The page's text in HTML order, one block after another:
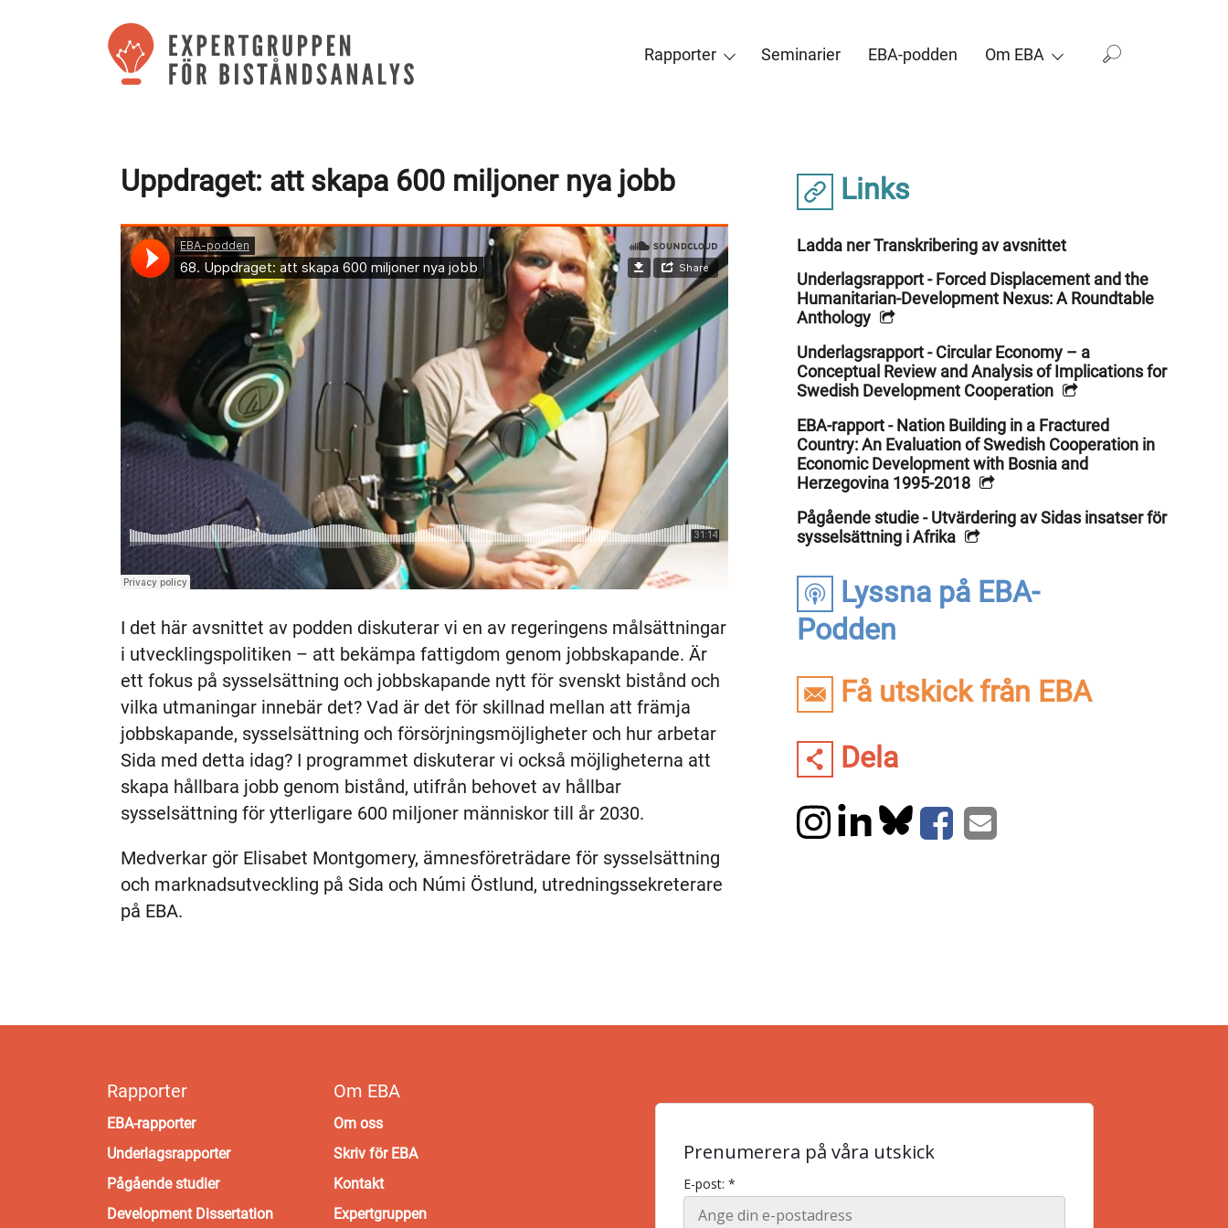
Rapporter Seminarier EBA-podden Om EBA
Links
Ladda ner Transkribering av avsnittet
Underlagsrapport - Forced Displacement and the
Humanitarian‐Development Nexus: A Roundtable
Anthology
Underlagsrapport - Circular Economy – a
Conceptual Review and Analysis of Implications for
Swedish Development Cooperation
EBA-rapport - Nation Building in a Fractured
Country: An Evaluation of Swedish Cooperation in
Economic Development with Bosnia and
Herzegovina 1995-2018
Pågående studie - Utvärdering av Sidas insatser för
sysselsättning i Afrika
Lyssna på EBA-
Podden
Få utskick från EBA
Dela
Uppdraget: att skapa 600 miljoner nya jobb
I det här avsnittet av podden diskuterar vi en av regeringens målsättningar
i utvecklingspolitiken – att bekämpa fattigdom genom jobbskapande. Är
ett fokus på sysselsättning och jobbskapande nytt för svenskt bistånd och
vilka utmaningar innebär det? Vad är det för skillnad mellan att främja
jobbskapande, sysselsättning och försörjningsmöjligheter och hur arbetar
Sida med detta idag? I programmet diskuterar vi också möjligheterna att
skapa hållbara jobb genom bistånd, utifrån behovet av hållbar
sysselsättning för ytterligare 600 miljoner människor till år 2030.
Medverkar gör Elisabet Montgomery, ämnesföreträdare för sysselsättning
och marknadsutveckling på Sida och Númi Östlund, utredningssekreterare
på EBA.
Rapporter
EBA-rapporter
Underlagsrapporter
Pågående studier
Development Dissertation
Om EBA
Om oss
Skriv för EBA
Kontakt
Expertgruppen
Prenumerera på våra utskick
E-post: *